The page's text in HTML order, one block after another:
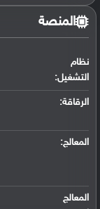
المنصة
نظام
التشغيل:
الرقاقة:
المعالج:
المعالج